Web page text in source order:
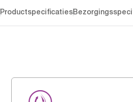
Productspecificaties